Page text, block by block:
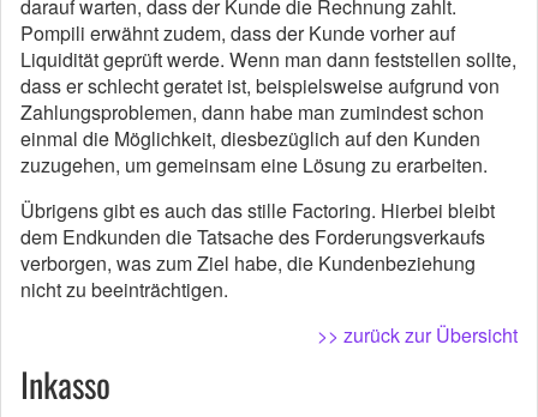
darauf warten, dass der Kunde die Rechnung zahlt.
Pompili erwähnt zudem, dass der Kunde vorher auf
Liquidität geprüft werde. Wenn man dann feststellen sollte,
dass er schlecht geratet ist, beispielsweise aufgrund von
Zahlungsproblemen, dann habe man zumindest schon
einmal die Möglichkeit, diesbezüglich auf den Kunden
zuzugehen, um gemeinsam eine Lösung zu erarbeiten.
Übrigens gibt es auch das stille Factoring. Hierbei bleibt
dem Endkunden die Tatsache des Forderungsverkaufs
verborgen, was zum Ziel habe, die Kundenbeziehung
nicht zu beeinträchtigen.
>> zurück zur Übersicht
Inkasso